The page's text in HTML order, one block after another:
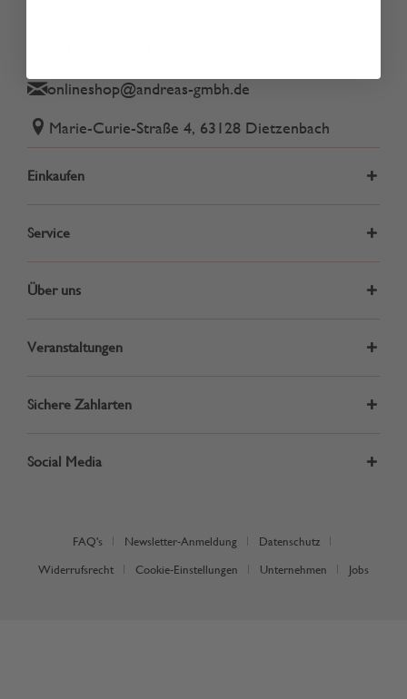
onlineshop@andreas-gmbh.de
Marie-Curie-Straße 4, 63128 Dietzenbach
Einkaufen
Service
Über uns
Veranstaltungen
Sichere Zahlarten
Social Media
FAQ's Newsletter-Anmeldung Datenschutz
Widerrufsrecht Cookie-Einstellungen Unternehmen Jobs